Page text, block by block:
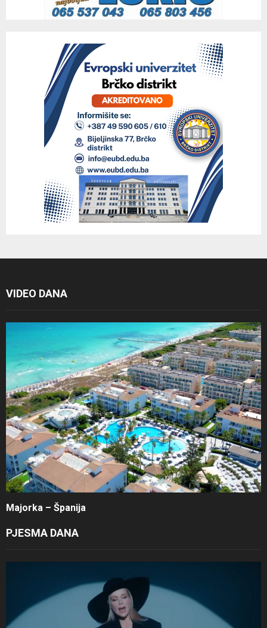
VIDEO DANA
Majorka – Španija
PJESMA DANA